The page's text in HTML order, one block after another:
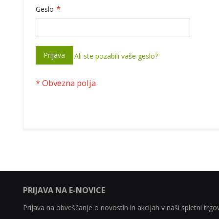
Geslo
Prijava Ali ste pozabili vaše geslo?
PRIJAVA NA E-NOVICE
Prijava na obveščanje o novostih in akcijah v naši spletni